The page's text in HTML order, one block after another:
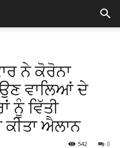
ਨੇ ਕੋਰੋਨਾ
ਵਾਲਿਆਂ ਦੇ
ਨੂੰ ਵਿੱਤੀ
ਐਲਾਨ
0
542